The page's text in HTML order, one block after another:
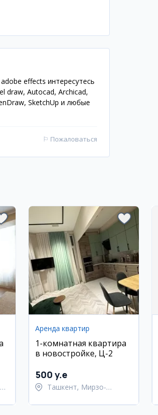
effects интересутесь
draw, Autocad, Archicad,
SketchUp и любые
⚐ Пожаловаться
Аренда квартир
1-комнатная квартира
в новостройке, Ц-2
500 y.e
Ташкент, Мирзо-